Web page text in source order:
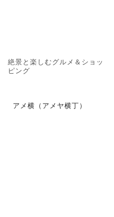
絶景と楽しむグルメ＆ショッ
ピング
アメ横（アメヤ横丁）